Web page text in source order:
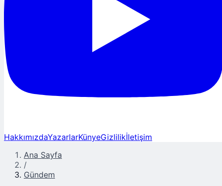
HakkımızdaYazarlarKünyeGizlilikİletişim
Ana Sayfa
/
Gündem